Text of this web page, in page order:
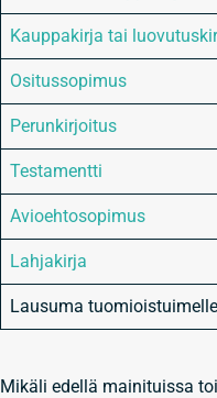
Kauppakirja tai
Ositussopimus
Perunkirjoitus
Testamentti
Avioehtosopimus
Lahjakirja
Lausuma tuomioistuimelle
Mikäli edellä mainituissa